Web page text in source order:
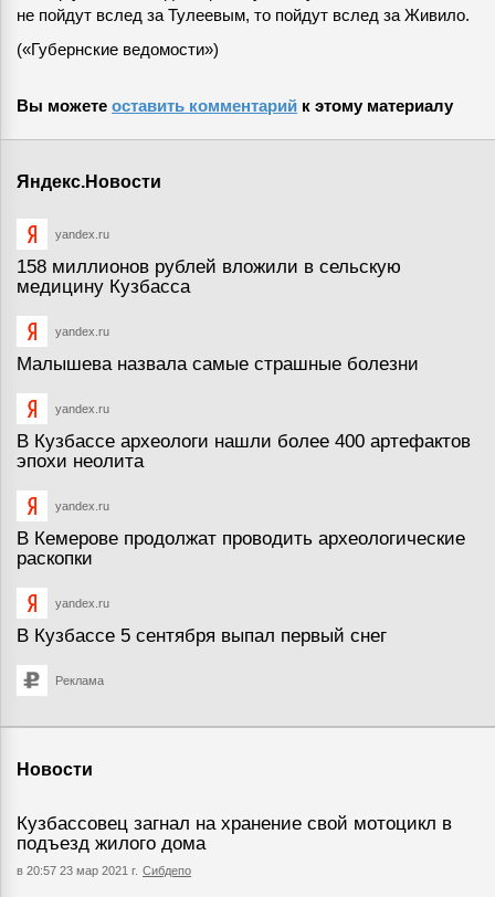
не пойдут вслед за Тулеевым, то пойдут вслед за Живило.
(«Губернские ведомости»)
Вы можете оставить комментарий к этому материалу
Яндекс.Новости
yandex.ru
158 миллионов рублей вложили в сельскую
медицину Кузбасса
yandex.ru
Малышева назвала самые страшные болезни
yandex.ru
В Кузбассе археологи нашли более 400 артефактов
эпохи неолита
yandex.ru
В Кемерове продолжат проводить археологические
раскопки
yandex.ru
В Кузбассе 5 сентября выпал первый снег
Реклама
Новости
Кузбассовец загнал на хранение свой мотоцикл в
подъезд жилого дома
в 20:57 23 мар 2021 г. Сибдепо